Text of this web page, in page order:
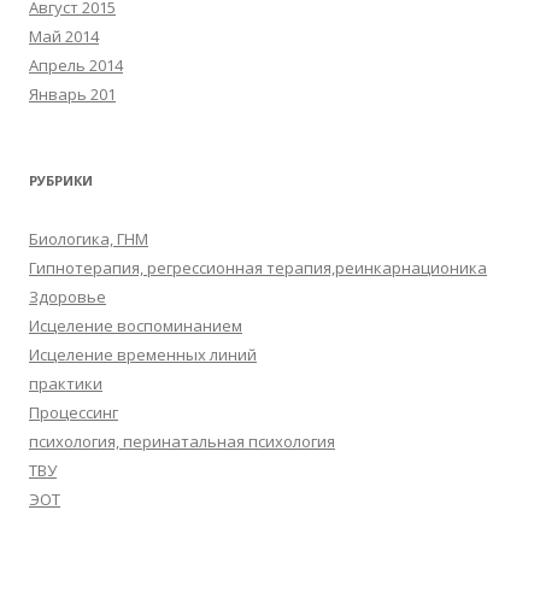
Август 2015
Май 2014
Апрель 2014
Январь 201
РУБРИКИ
Биологика, ГНМ
Гипнотерапия, регрессионная терапия,реинкарнационика
Здоровье
Исцеление воспоминанием
Исцеление временных линий
практики
Процессинг
психология, перинатальная психология
ТВУ
ЭОТ